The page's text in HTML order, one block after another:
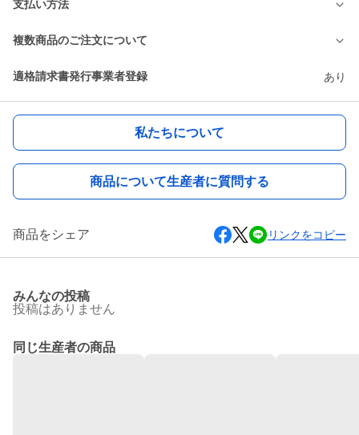
支払い方法
複数商品のご注文について
適格請求書発行事業者登録 あり
私たちについて
商品について生産者に質問する
商品をシェア リンクをコピー
みんなの投稿
投稿はありません
同じ生産者の商品